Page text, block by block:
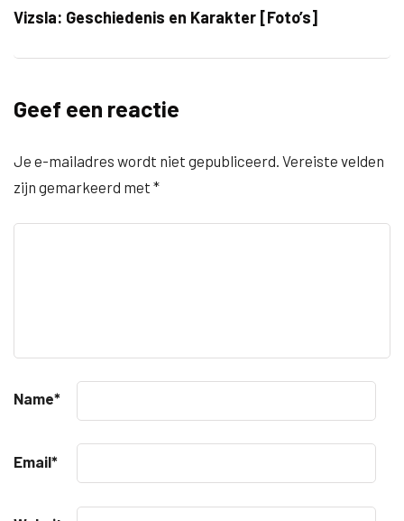
Vizsla: Geschiedenis en Karakter [Foto’s]
Geef een reactie
Je e-mailadres wordt niet gepubliceerd. Vereiste velden
zijn gemarkeerd met *
Name*
Email*